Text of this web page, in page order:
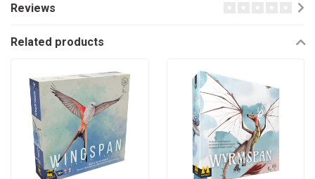
Reviews
Related products